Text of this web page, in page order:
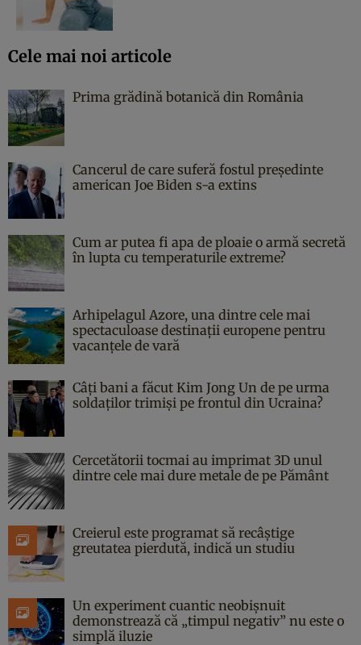
Cele mai noi articole
Prima grădină botanică din România
Cancerul de care suferă fostul președinte
american Joe Biden s-a extins
Cum ar putea fi apa de ploaie o armă secretă
în lupta cu temperaturile extreme?
Arhipelagul Azore, una dintre cele mai
spectaculoase destinații europene pentru
vacanțele de vară
Câți bani a făcut Kim Jong Un de pe urma
soldaților trimiși pe frontul din Ucraina?
Cercetătorii tocmai au imprimat 3D unul
dintre cele mai dure metale de pe Pământ
Creierul este programat să recâștige
greutatea pierdută, indică un studiu
Un experiment cuantic neobișnuit
demonstrează că „timpul negativ” nu este o
simplă iluzie